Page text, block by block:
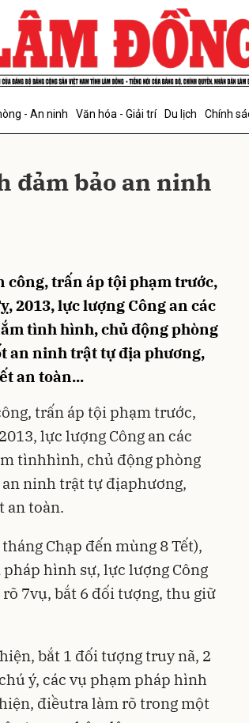
- An ninh Văn hóa - Giải trí Du lịch Chính
đảm bảo an ninh
công, trấn áp tội phạm trước,
2013, lực lượng Công an các
tình hình, chủ động phòng
an ninh trật tự địa phương,
an toàn...
trấn áp tội phạm trước,
lực lượng Công an các
tìnhhình, chủ động phòng
ninh trật tự địaphương,
an toàn.
Chạp đến mùng 8 Tết),
hình sự, lực lượng Công
7vụ, bắt 6 đối tượng, thu giữ
bắt 1 đối tượng truy nã, 2
ý, các vụ phạm pháp hình
điềutra làm rõ trong một